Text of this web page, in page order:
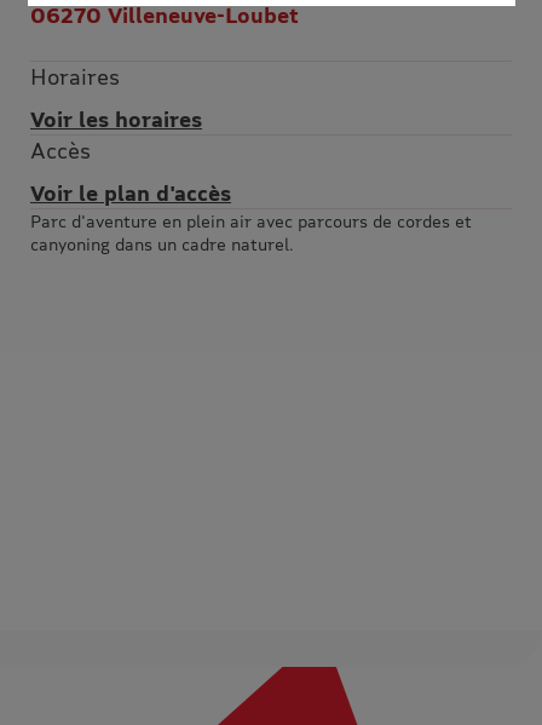
06270 Villeneuve-Loubet
Horaires
Voir les horaires
Accès
Voir le plan d'accès
Parc d'aventure en plein air avec parcours de cordes et
canyoning dans un cadre naturel.